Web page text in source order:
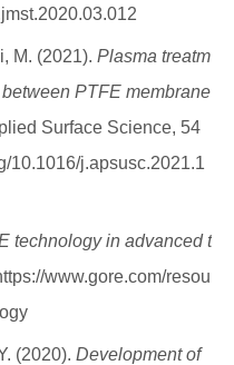
M. (2021). Plasma treatm
PTFE membrane
Surface Science, 54
10.1016/j.apsusc.2021.1
technology in advanced t
www.gore.com/resou
(2020). Development of